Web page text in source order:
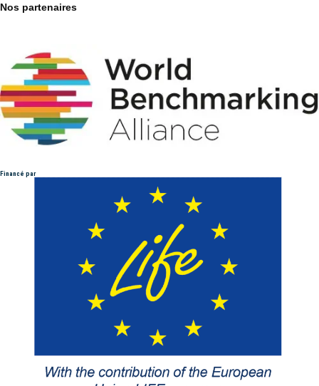
Nos partenaires
Financé par